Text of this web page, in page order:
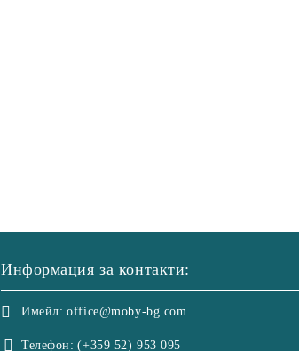
Информация за контакти:
Имейл: office@moby-bg.com
Телефон: (+359 52) 953 095